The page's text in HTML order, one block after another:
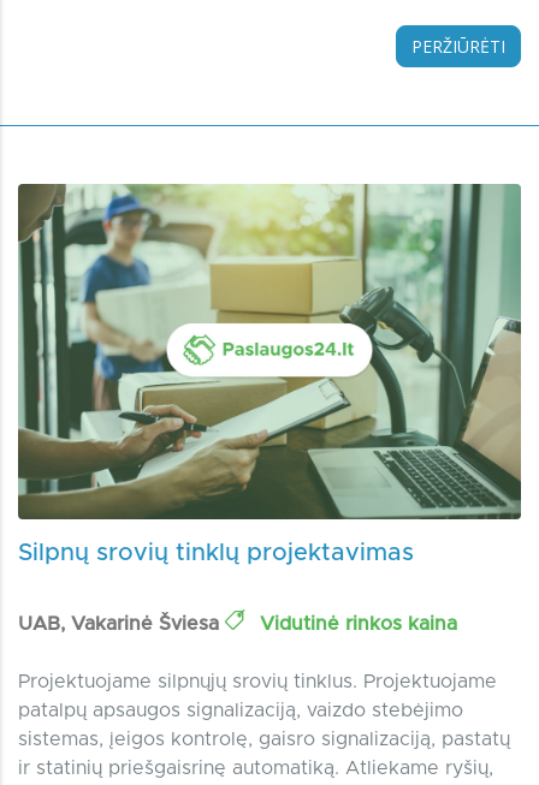
PERŽIŪRĖTI
Silpnų srovių tinklų projektavimas
UAB, Vakarinė Šviesa Vidutinė rinkos kaina
Projektuojame silpnųjų srovių tinklus. Projektuojame
patalpų apsaugos signalizaciją, vaizdo stebėjimo
sistemas, įeigos kontrolę, gaisro signalizaciją, pastatų
ir statinių priešgaisrinę automatiką. Atliekame ryšių,